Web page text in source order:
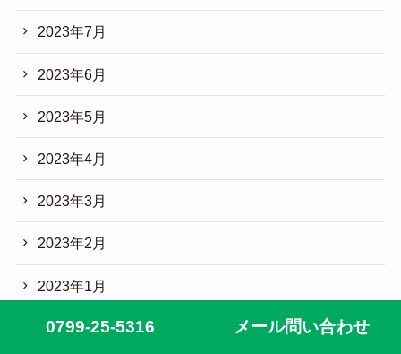
0799-25-5316 メール問い合わせ
2023年7月
2023年6月
2023年5月
2023年4月
2023年3月
2023年2月
2023年1月
2022年12月